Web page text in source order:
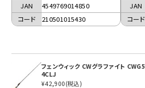
JAN
4549769014850
コード
210501015430
JAN
コード
フェンウィック CWグラファイト CWG5
4CLJ
¥42,900(税込)